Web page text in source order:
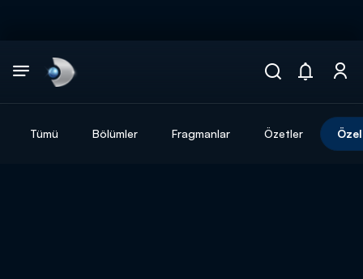
Tümü Bölümler Fragmanlar Özetler